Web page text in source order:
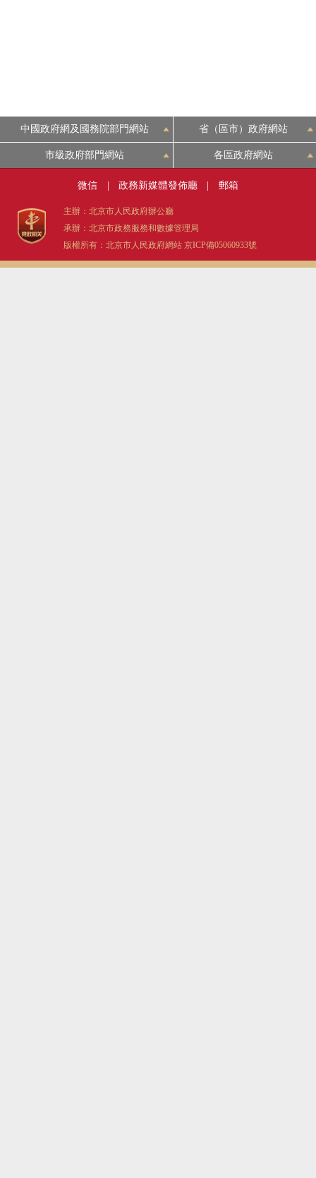
中國政府網及國務院部門網站 省（區市）政府網站
市級政府部門網站 各區政府網站
微信 政務新媒體發佈廳 郵箱
主辦：北京市人民政府辦公廳
承辦：北京市政務服務和數據管理局
版權所有：北京市人民政府網站 京ICP備05060933號